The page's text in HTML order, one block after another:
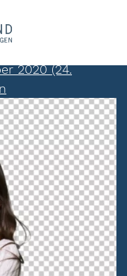
2020(24.